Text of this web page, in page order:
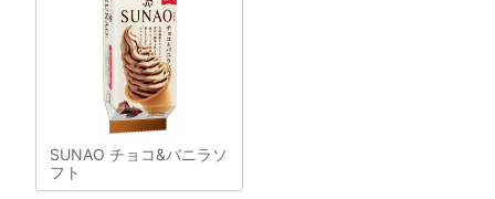
SUNAO チョコ&バニラソ
フト